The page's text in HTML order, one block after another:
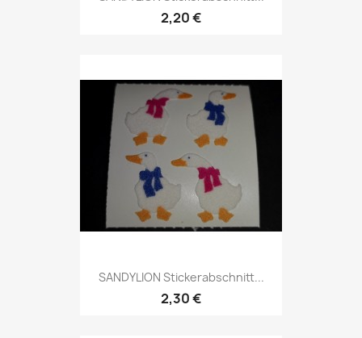
2,20 €
SANDYLION Stickerabschnitt...
2,30 €